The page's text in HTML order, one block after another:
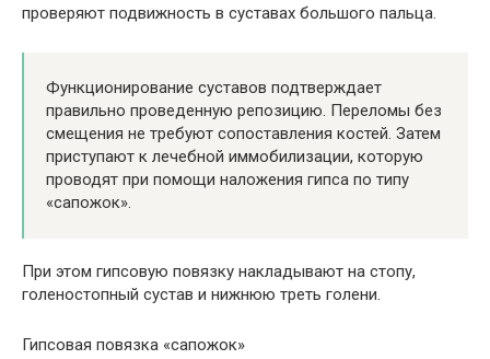
проверяют подвижность в суставах большого пальца.
Функционирование суставов подтверждает
правильно проведенную репозицию. Переломы без
смещения не требуют сопоставления костей. Затем
приступают к лечебной иммобилизации, которую
проводят при помощи наложения гипса по типу
«сапожок».
При этом гипсовую повязку накладывают на стопу,
голеностопный сустав и нижнюю треть голени.
Гипсовая повязка «сапожок»